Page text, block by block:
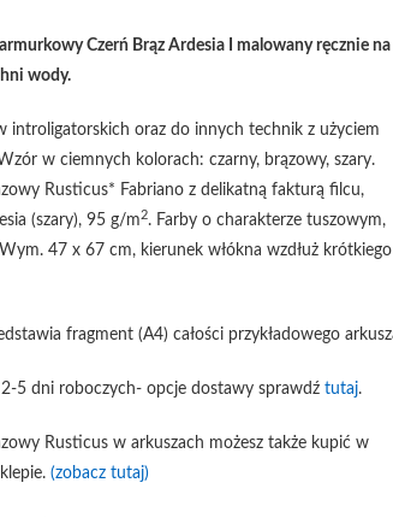
Czerń Brąz Ardesia I malowany ręcznie na
wody.
introligatorskich oraz do innych technik z użyciem
w ciemnych kolorach: czarny, brązowy, szary.
Rusticus* Fabriano z delikatną fakturą filcu,
(szary), 95 g/m 2. Farby o charakterze tuszowym,
47 x 67 cm, kierunek włókna wzdłuż krótkiego
fragment (A4) całości przykładowego
2-5 dni roboczych- opcje dostawy sprawdźtutaj.
Rusticus w arkuszach możesz także kupić w
(zobacz tutaj)